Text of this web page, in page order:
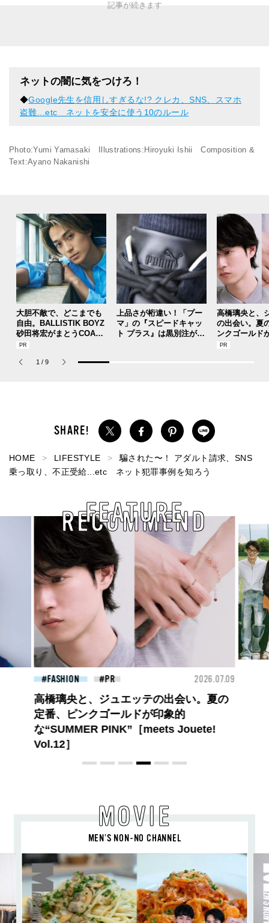
ネットの闇に気をつけろ！
◆Google先生を信用しすぎるな!? クレカ、SNS、スマホ
盗難...etc ネットを安全に使う10のルール
Photo:Yumi Yamasaki Illustrations:Hiroyuki Ishii Composition &
Text:Ayano Nakanishi
大胆不敵で、どこまでも
自由。BALLISTIK BOYZ
砂田将宏がまとうCOACH
の新作フレグランス「コ
パルファム」
上品さが桁違い！「プー
マ」の『スピードキャッ
ト プラス』は黒別注が狙
高橋璃央と、
の出会い。夏
ンクゴールド
SUMMER
1 / 9
HOME LIFESTYLE
騙された〜！ アダルト請求、SNS
乗っ取り、不正受給...etc ネット犯罪事例を知ろう
RECOMMEND
FEATURE
FASHION 2026.07.09
BEYOND A GOOD BOY ルイ・ヴィト
ンのプレフォールコレクションが描くプ
レッピースタイル
MOVIE
MEN’S NON-NO CHANNEL